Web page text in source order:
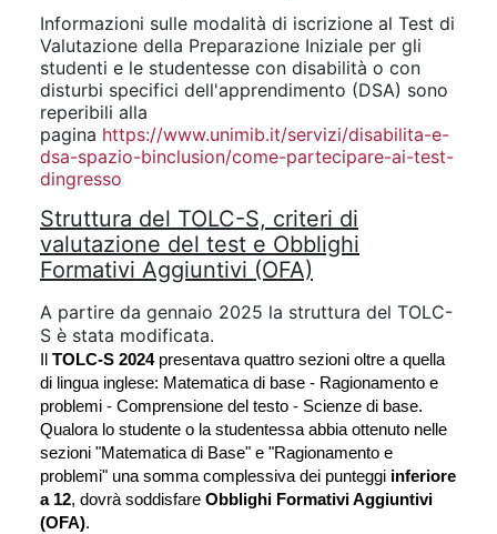
Informazioni sulle modalità di iscrizione al Test di
Valutazione della Preparazione Iniziale per gli
studenti e le studentesse con disabilità o con
disturbi specifici dell'apprendimento (DSA) sono
reperibili alla
pagina https://www.unimib.it/servizi/disabilita-e-
dsa-spazio-binclusion/come-partecipare-ai-test-
dingresso
Struttura del TOLC-S, criteri di
valutazione del test e Obblighi
Formativi Aggiuntivi (OFA)
A partire da gennaio 2025 la struttura del TOLC-
S è stata modificata.
TOLC-S 2024presentava quattro sezioni oltre a quella
di lingua inglese: Matematica di base - Ragionamento e
problemi - Comprensione del testo - Scienze di base.
Qualora lo studente o la studentessa abbia ottenuto nelle
sezioni "Matematica di Base" e "Ragionamento e
problemi" una somma complessiva dei punteggi inferiore
a 12, dovrà soddisfare Obblighi Formativi Aggiuntivi
(OFA).